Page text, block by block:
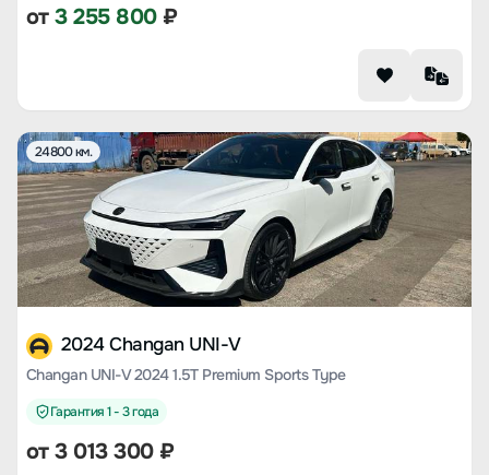
от3 255 800₽
24800 км.
2024 Changan UNI-V
Changan UNI-V 2024 1.5T Premium Sports Type
Гарантия 1 - 3 года
от3 013 300₽